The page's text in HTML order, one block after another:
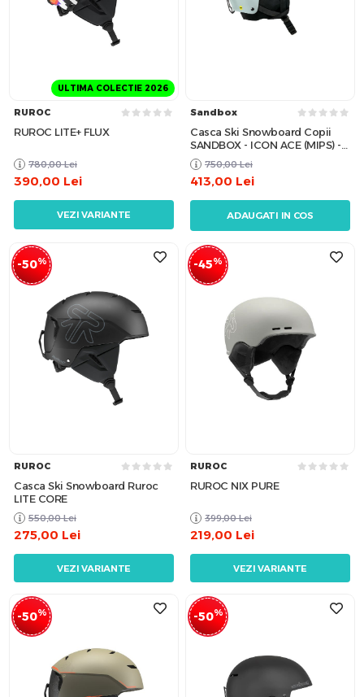
ULTIMA COLECTIE 2026
RUROC
RUROC LITE+ FLUX
780,00 Lei
390,00 Lei
VEZI VARIANTE
Sandbox
Casca Ski Snowboard Copii
SANDBOX - ICON ACE (MIPS) -
Dusty Mint W24
750,00 Lei
413,00 Lei
ADAUGATI IN COS
-50%
RUROC
Casca Ski Snowboard Ruroc
LITE CORE
550,00 Lei
275,00 Lei
VEZI VARIANTE
-45%
RUROC
RUROC NIX PURE
399,00 Lei
219,00 Lei
VEZI VARIANTE
-50% -50%